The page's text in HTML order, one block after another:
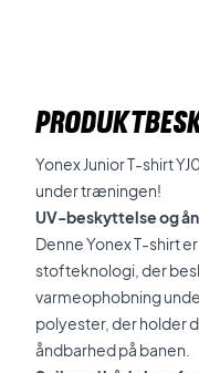
Yonex Junior T-shirt
under træningen!
UV-beskyttelse og
Denne Yonex T-shirt
stofteknologi, der
varmeophobning
polyester, der holder
åndbarhed på banen.